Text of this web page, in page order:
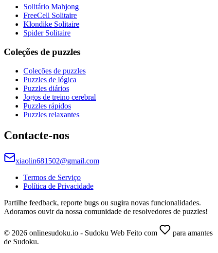
Solitário Mahjong
FreeCell Solitaire
Klondike Solitaire
Spider Solitaire
Coleções de puzzles
Coleções de puzzles
Puzzles de lógica
Puzzles diários
Jogos de treino cerebral
Puzzles rápidos
Puzzles relaxantes
Contacte-nos
xiaolin681502@gmail.com
Termos de Serviço
Política de Privacidade
Partilhe feedback, reporte bugs ou sugira novas funcionalidades.
Adoramos ouvir da nossa comunidade de resolvedores de puzzles!
© 2026 onlinesudoku.io - Sudoku Web Feito com
para amantes
de Sudoku.